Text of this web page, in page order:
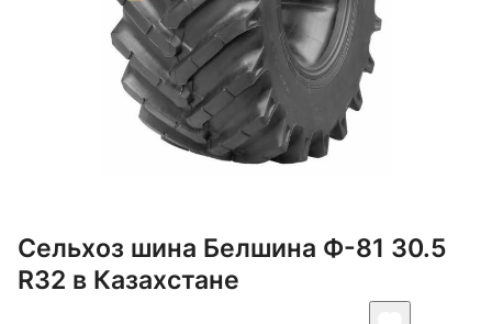
Сельхоз шина Белшина Ф-81 30.5
R32 в Казахстане